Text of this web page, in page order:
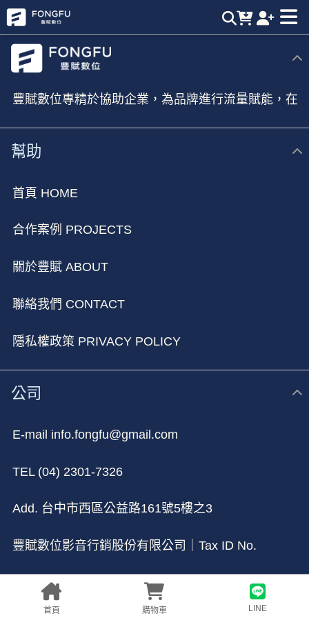
熱門文章 | 豐賦數位，業界最強短影音製作團隊
豐賦數位專精於協助企業，為品牌進行流量賦能，在
幫助
首頁 HOME
合作案例 PROJECTS
關於豐賦 ABOUT
聯絡我們 CONTACT
隱私權政策 PRIVACY POLICY
公司
E-mail info.fongfu@gmail.com
TEL (04) 2301-7326
Add. 台中市⻄區公益路161號5樓之3
豐賦數位影音行銷股份有限公司｜Tax ID No.
90026348
首頁 購物車 LINE